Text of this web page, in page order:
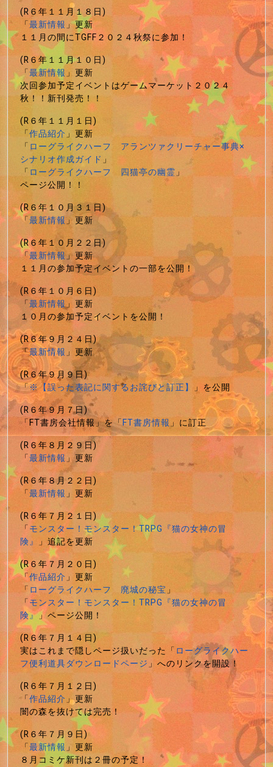
(R６年１１月１８日)
「最新情報」更新
１１月の間にTGFF２０２４秋祭に参加！
(R６年１１月１０日)
「最新情報」更新
次回参加予定イベントはゲームマーケット２０２４
秋！！新刊発売！！
(R６年１１月１日)
「作品紹介」更新
「ローグライクハーフ アランツァクリーチャー事典×
シナリオ作成ガイド」
「ローグライクハーフ 四猫亭の幽霊」
ページ公開！！
(R６年１０月３１日)
「最新情報」更新
(R６年１０月２２日)
「最新情報」更新
１１月の参加予定イベントの一部を公開！
(R６年１０月６日)
「最新情報」更新
１０月の参加予定イベントを公開！
(R６年９月２４日)
「最新情報」更新
(R６年９月９日)
「※【誤った表記に関するお詫びと訂正】 」を公開
(R６年９月７日)
「FT書房会社情報」を「FT書房情報」に訂正
(R６年８月２９日)
「最新情報」更新
(R６年８月２２日)
「最新情報」更新
(R６年７月２１日)
「モンスター！モンスター！TRPG『猫の女神の冒
険』 」追記を更新
(R６年７月２０日)
「作品紹介」更新
「ローグライクハーフ 廃城の秘宝」
「モンスター！モンスター！TRPG『猫の女神の冒
険』」ページ公開！
(R６年７月１４日)
実はこれまで隠しページ扱いだった「ローグライクハー
フ便利道具ダウンロードページ」へのリンクを開設！
(R６年７月１２日)
「作品紹介」更新
闇の森を抜けては完売！
(R６年７月９日)
「最新情報」更新
８月コミケ新刊は２冊の予定！